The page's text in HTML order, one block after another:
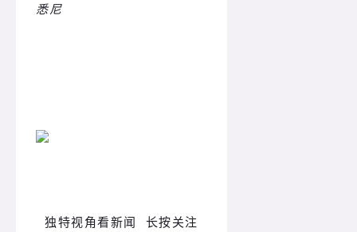
悉尼
独特视角看新闻 长按关注